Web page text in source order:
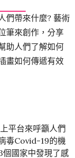
們帶來什麼? 藝術
筆來創作，分享
助人們了解如何
畫如何傳遞有效
平台來呼籲人們
毒Covid-19的機
個國家中發現了感